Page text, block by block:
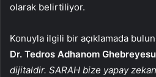
olarak belirtiliyor.
Konuyla ilgili bir açıklamada
Dr. Tedros Adhanom
dijitaldir. SARAH bize yapay